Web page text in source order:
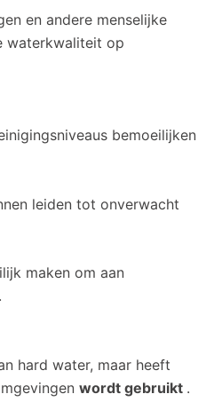
en andere menselijke
waterkwaliteit op
bemoeilijken
leiden tot onverwacht
maken om aan
hard water, maar heeft
wordt gebruikt .